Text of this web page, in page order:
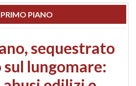
PRIMO PIANO
sequestrato
sul lungomare: